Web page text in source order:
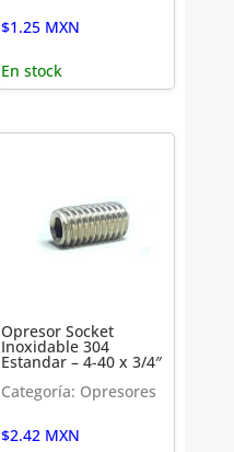
$1.25 MXN
En stock
Opresor Socket
Inoxidable 304
Estandar – 4-40 x 3/4″
Categoría: Opresores
$2.42 MXN